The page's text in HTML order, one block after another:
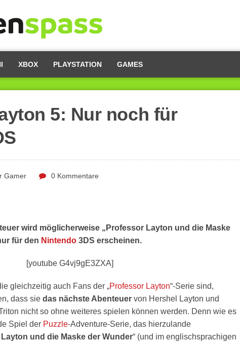
XBOX PLAYSTATION GAMES
5: Nur noch für
Gamer 0 Kommentare
wird möglicherweise „Professor Layton und die Maske
für den Nintendo3DS erscheinen.
[youtube G4vj9gE3ZXA]
gleichzeitig auch Fans der „Professor Layton“-Serie sind,
dass siedas nächste Abenteuer von Hershel Layton und
nicht so ohne weiteres spielen können werden. Denn wie es
Spiel der Puzzle-Adventure-Serie, das hierzulande
und die Maske der Wunder“ (und im englischsprachigen